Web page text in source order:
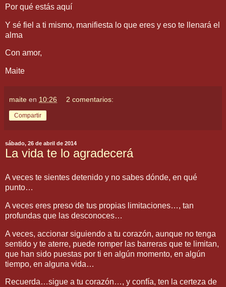
Por qué estás aquí
Y sé fiel a ti mismo, manifiesta lo que eres y eso te llenará el
alma
Con amor,
Maite
maite en 10:26 2 comentarios:
Compartir
sábado, 26 de abril de 2014
La vida te lo agradecerá
A veces te sientes detenido y no sabes dónde, en qué
punto…
A veces eres preso de tus propias limitaciones…, tan
profundas que las desconoces…
A veces, accionar siguiendo a tu corazón, aunque no tenga
sentido y te aterre, puede romper las barreras que te limitan,
que han sido puestas por ti en algún momento, en algún
tiempo, en alguna vida…
Recuerda…sigue a tu corazón…, y confía, ten la certeza de